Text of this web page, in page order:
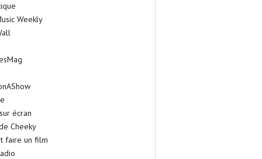
Weekly
écran
Cheeky
faire un film